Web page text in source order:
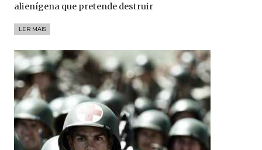
alienígena que pretende destruir
LER MAIS